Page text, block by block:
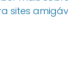
sites